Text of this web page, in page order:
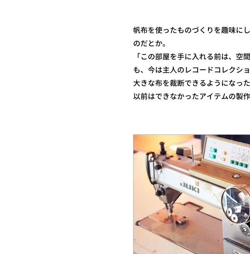
帆布を使ったものづくりを趣味に
のだとか。
「この部屋を手に入れる前は、
も、今は主人のレコードコレクシ
大きな布を裁断できるようになっ
以前はできなかったアイテムの製